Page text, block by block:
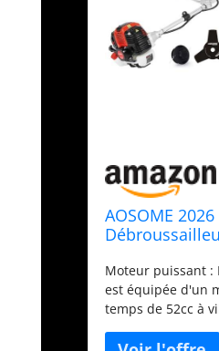
AOSOME 2026
Tête pour
3T Lame,
à Essence
(2026)
Moteur puissant :
est équipée d'un
temps de 52cc à
robustes et fiables